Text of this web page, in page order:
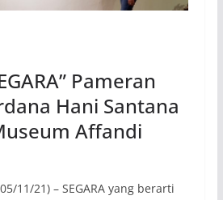
Pameran
Hani Santana
Affandi
11/21) – SEGARA yang berarti